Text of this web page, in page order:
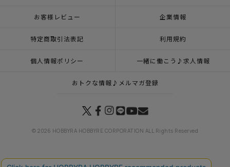
お客様レビュー 企業情報
特定商取引法表記 利用規約
個人情報ポリシー 一緒に働こう♪求人情報
おトクな情報♪メルマガ登録
© 2026 HOBBYRA HOBBYRE CORPORATION ALL Rights Reserved